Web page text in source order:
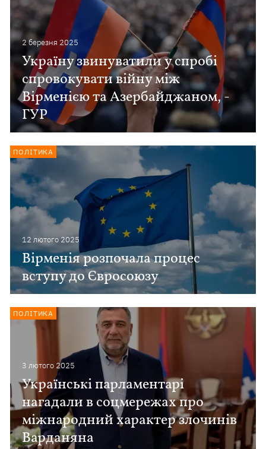
2 березня 2025
Україну звинуватили у спробі
спровокувати війну між
Вірменією та Азербайджаном, -
ГУР
12 лютого 2025
Вірменія розпочала процес
вступу до Євросоюзу
ПОЛІТИКА
3 лютого 2025
Українські парламентарі
нагадали в соцмережах про
міжнародний характер злочинів
Варданяна
ПОЛІТИКА